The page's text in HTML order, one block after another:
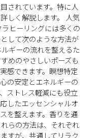
されています。特に人
しく解説します。 人気
ヒーリングには多くの
して次のような方法が
ギーの流れを整えるた
めのやさしいポーズも
感できます。瞑想特定
の安定とエネルギーの
ストレス軽減にも役立
したエッセンシャルオ
を整えます。香りを通
らの方法は、それぞれ
すが、共通してリラク